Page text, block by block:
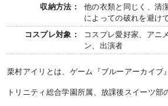
収納方法：
他の衣類と同じく、清
によっての破れを避け
コスプレ対象：
コスプレ愛好家、アニ
ン、出演者
栗村アイリとは、ゲーム『ブルーアーカイブ
トリニティ総合学園所属、放課後スイーツ部